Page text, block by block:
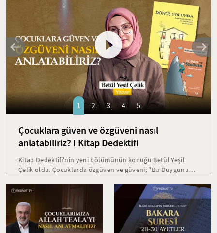
Çocuklara güven ve özgüveni nasıl
anlatabiliriz? I Kitap Dedektifi
Kitap Dedektifi'nin yeni bölümünün konuğu Betül Yeşil
Çelik oldu. Çocuklarda özgüven ve güveni; "Bu Duygunun
Denemelerinden oluşan "Dönüş Yolunda" eseri ile de
1 2 3 4 5